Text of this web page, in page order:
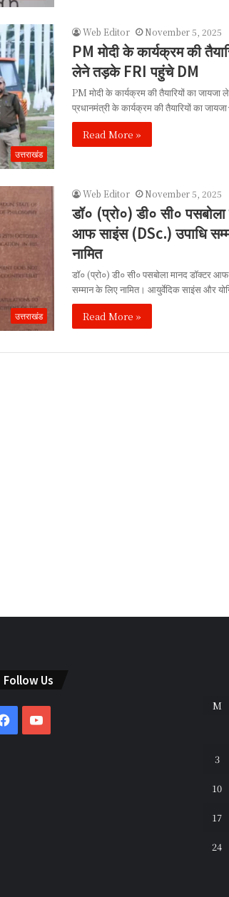
उत्तराखंड
Web Editor November 5, 2025
PM मोदी के कार्यक्रम की
लेने तड़के FRI पहुंचे DM
PM मोदी के कार्यक्रम की तैयारियों का
प्रधानमंत्री के कार्यक्रम की तैयारियों का
Read More »
उत्तराखंड
Web Editor November 5, 2025
डॉ० (प्रो०) डी० सी० पसबोला
आफ साइंस (DSc.) उपाधि
नामित
डॉ० (प्रो०) डी० सी० पसबोला मानद डॉक्टर
सम्मान के लिए नामित। आयुर्वेदिक साइंस और
Read More »
Follow Us
Facebook
M
3
10
17
24